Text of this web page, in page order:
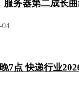
务器第二成长
04
7点 快递行业